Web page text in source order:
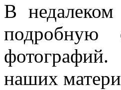
В недалеком
наших